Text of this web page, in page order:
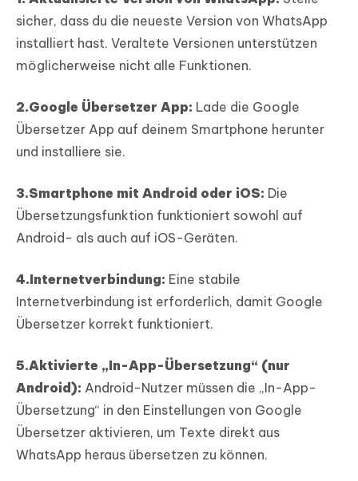
sicher, dass du die neueste Version von WhatsApp
installiert hast. Veraltete Versionen unterstützen
möglicherweise nicht alle Funktionen.
2.Google Übersetzer App: Lade die Google
Übersetzer App auf deinem Smartphone herunter
und installiere sie.
3.Smartphone mit Android oder iOS: Die
Übersetzungsfunktion funktioniert sowohl auf
Android- als auch auf iOS-Geräten.
4.Internetverbindung: Eine stabile
Internetverbindung ist erforderlich, damit Google
Übersetzer korrekt funktioniert.
5.Aktivierte „In-App-Übersetzung“ (nur
Android): Android-Nutzer müssen die „In-App-
Übersetzung“ in den Einstellungen von Google
Übersetzer aktivieren, um Texte direkt aus
WhatsApp heraus übersetzen zu können.